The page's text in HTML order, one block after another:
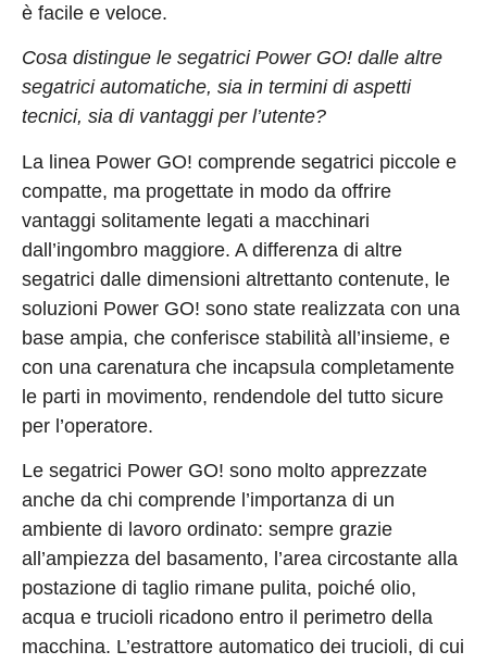
è facile e veloce.
Cosa distingue le segatrici Power GO! dalle altre
segatrici automatiche, sia in termini di aspetti
tecnici, sia di vantaggi per l’utente?
La linea Power GO! comprende segatrici piccole e
compatte, ma progettate in modo da offrire
vantaggi solitamente legati a macchinari
dall’ingombro maggiore. A differenza di altre
segatrici dalle dimensioni altrettanto contenute, le
soluzioni Power GO! sono state realizzata con una
base ampia, che conferisce stabilità all’insieme, e
con una carenatura che incapsula completamente
le parti in movimento, rendendole del tutto sicure
per l’operatore.
Le segatrici Power GO! sono molto apprezzate
anche da chi comprende l’importanza di un
ambiente di lavoro ordinato: sempre grazie
all’ampiezza del basamento, l’area circostante alla
postazione di taglio rimane pulita, poiché olio,
acqua e trucioli ricadono entro il perimetro della
macchina. L’estrattore automatico dei trucioli, di cui